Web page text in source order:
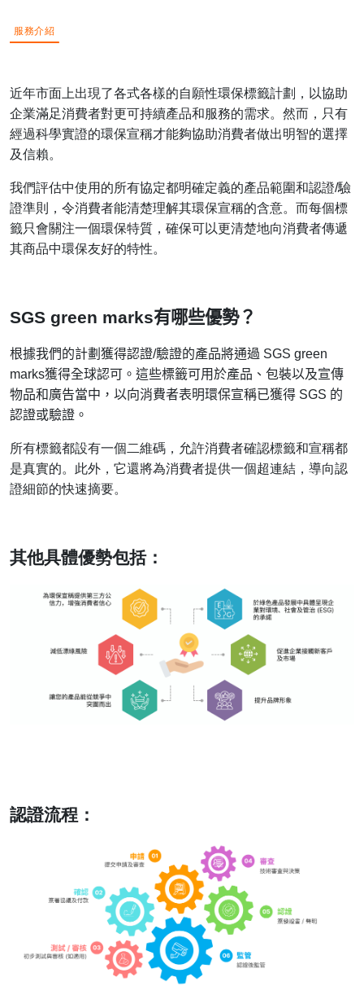
服務介紹
近年市面上出現了各式各樣的自願性環保標籤計劃，以協助
企業滿足消費者對更可持續產品和服務的需求。然而，只有
經過科學實證的環保宣稱才能夠協助消費者做出明智的選擇
及信賴。
我們評估中使用的所有協定都明確定義的產品範圍和認證/驗
證準則，令消費者能清楚理解其環保宣稱的含意。而每個標
籤只會關注一個環保特質，確保可以更清楚地向消費者傳遞
其商品中環保友好的特性。
SGS green marks有哪些優勢？
根據我們的計劃獲得認證/驗證的產品將通過 SGS green
marks獲得全球認可。這些標籤可用於產品、包裝以及宣傳
物品和廣告當中，以向消費者表明環保宣稱已獲得 SGS 的
認證或驗證。
所有標籤都設有一個二維碼，允許消費者確認標籤和宣稱都
是真實的。此外，它還將為消費者提供一個超連結，導向認
證細節的快速摘要。
其他具體優勢包括：
認證流程：